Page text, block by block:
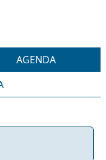
AGENDA